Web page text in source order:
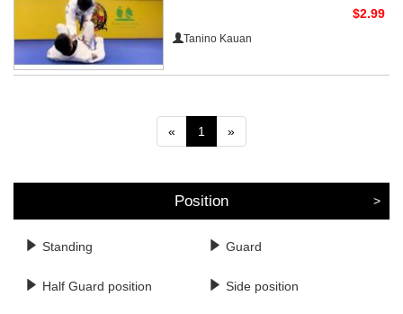
$2.99
Tanino Kauan
« 1 »
Position
Standing Guard
Half Guard position Side position